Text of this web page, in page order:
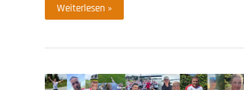
UNESCO
würdigt
lokalen
Weiterlesen »